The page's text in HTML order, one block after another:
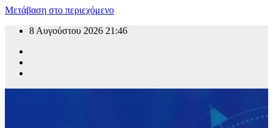
Μετάβαση στο περιεχόμενο
8 Αυγούστου 2026 21:46